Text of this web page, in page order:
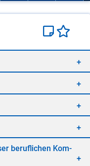
be­ruf­li­chen Kom­